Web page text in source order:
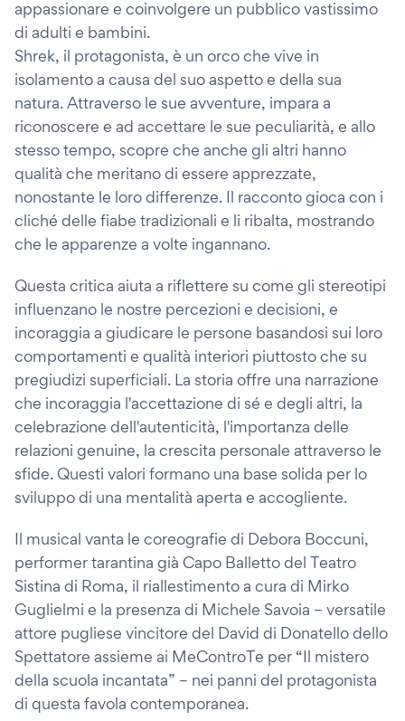
appassionare e coinvolgere un pubblico vastissimo
di adulti e bambini.
Shrek, il protagonista, è un orco che vive in
isolamento a causa del suo aspetto e della sua
natura. Attraverso le sue avventure, impara a
riconoscere e ad accettare le sue peculiarità, e allo
stesso tempo, scopre che anche gli altri hanno
qualità che meritano di essere apprezzate,
nonostante le loro differenze. Il racconto gioca con i
cliché delle fiabe tradizionali e li ribalta, mostrando
che le apparenze a volte ingannano.
Questa critica aiuta a riflettere su come gli stereotipi
influenzano le nostre percezioni e decisioni, e
incoraggia a giudicare le persone basandosi sui loro
comportamenti e qualità interiori piuttosto che su
pregiudizi superficiali. La storia offre una narrazione
che incoraggia l'accettazione di sé e degli altri, la
celebrazione dell'autenticità, l'importanza delle
relazioni genuine, la crescita personale attraverso le
sfide. Questi valori formano una base solida per lo
sviluppo di una mentalità aperta e accogliente.
Il musical vanta le coreografie di Debora Boccuni,
performer tarantina già Capo Balletto del Teatro
Sistina di Roma, il riallestimento a cura di Mirko
Guglielmi e la presenza di Michele Savoia – versatile
attore pugliese vincitore del David di Donatello dello
Spettatore assieme ai MeControTe per “Il mistero
della scuola incantata” – nei panni del protagonista
di questa favola contemporanea.